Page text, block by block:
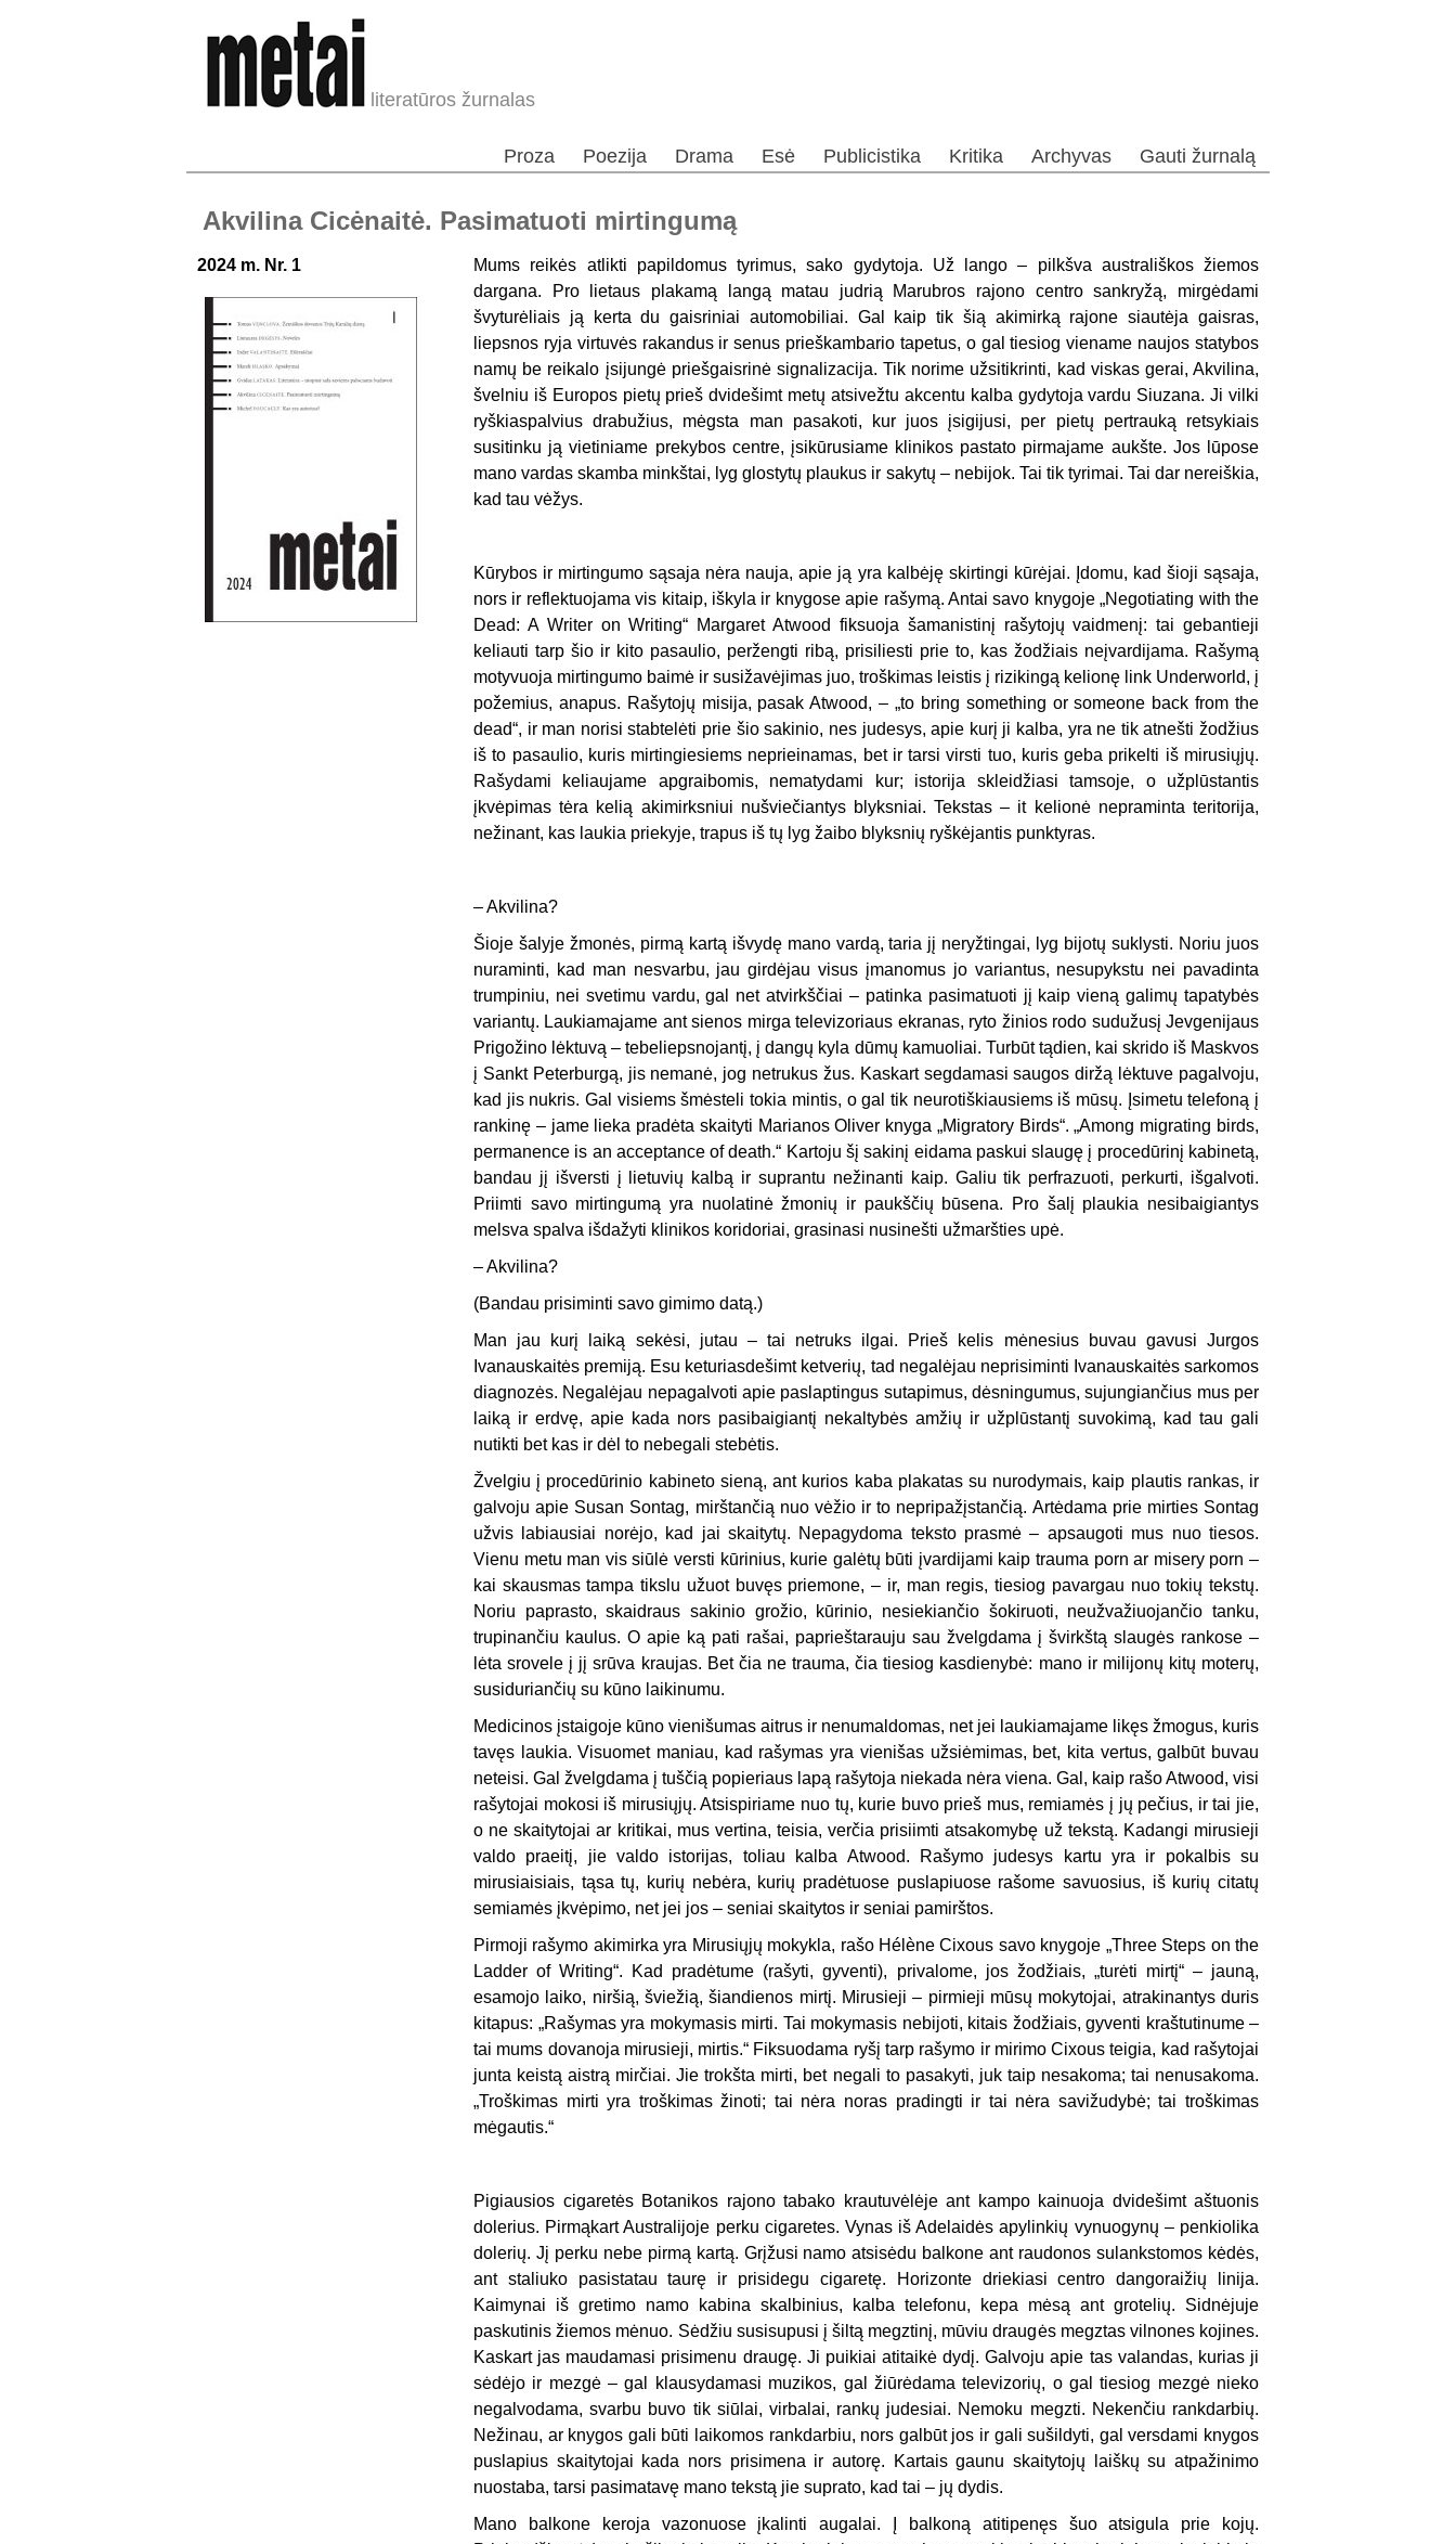
literatūros žurnalas
Proza Poezija Drama Esė Publicistika Kritika Archyvas Gauti žurnalą
Akvilina Cicėnaitė. Pasimatuoti mirtingumą
2024 m. Nr. 1
Mums reikės atlikti papildomus tyrimus, sako gydytoja. Už lango – pilkšva australiškos žiemos
dargana. Pro lietaus plakamą langą matau judrią Marubros rajono centro sankryžą, mirgėdami
švyturėliais ją kerta du gaisriniai automobiliai. Gal kaip tik šią akimirką rajone siautėja gaisras,
liepsnos ryja virtuvės rakandus ir senus prieškambario tapetus, o gal tiesiog viename naujos statybos
namų be reikalo įsijungė priešgaisrinė signalizacija. Tik norime užsitikrinti, kad viskas gerai, Akvilina,
švelniu iš Europos pietų prieš dvidešimt metų atsivežtu akcentu kalba gydytoja vardu Siuzana. Ji vilki
ryškiaspalvius drabužius, mėgsta man pasakoti, kur juos įsigijusi, per pietų pertrauką retsykiais
susitinku ją vietiniame prekybos centre, įsikūrusiame klinikos pastato pirmajame aukšte. Jos lūpose
mano vardas skamba minkštai, lyg glostytų plaukus ir sakytų – nebijok. Tai tik tyrimai. Tai dar nereiškia,
kad tau vėžys.
Kūrybos ir mirtingumo sąsaja nėra nauja, apie ją yra kalbėję skirtingi kūrėjai. Įdomu, kad šioji sąsaja,
nors ir reflektuojama vis kitaip, iškyla ir knygose apie rašymą. Antai savo knygoje „Negotiating with the
Dead: A Writer on Writing“ Margaret Atwood fiksuoja šamanistinį rašytojų vaidmenį: tai gebantieji
keliauti tarp šio ir kito pasaulio, peržengti ribą, prisiliesti prie to, kas žodžiais neįvardijama. Rašymą
motyvuoja mirtingumo baimė ir susižavėjimas juo, troškimas leistis į rizikingą kelionę link Underworld, į
požemius, anapus. Rašytojų misija, pasak Atwood, – „to bring something or someone back from the
dead“, ir man norisi stabtelėti prie šio sakinio, nes judesys, apie kurį ji kalba, yra ne tik atnešti žodžius
iš to pasaulio, kuris mirtingiesiems neprieinamas, bet ir tarsi virsti tuo, kuris geba prikelti iš mirusiųjų.
Rašydami keliaujame apgraibomis, nematydami kur; istorija skleidžiasi tamsoje, o užplūstantis
įkvėpimas tėra kelią akimirksniui nušviečiantys blyksniai. Tekstas – it kelionė nepraminta teritorija,
nežinant, kas laukia priekyje, trapus iš tų lyg žaibo blyksnių ryškėjantis punktyras.
–Akvilina?
Šioje šalyje žmonės, pirmą kartą išvydę mano vardą, taria jį neryžtingai, lyg bijotų suklysti. Noriu juos
nuraminti, kad man nesvarbu, jau girdėjau visus įmanomus jo variantus, nesupykstu nei pavadinta
trumpiniu, nei svetimu vardu, gal net atvirkščiai – patinka pasimatuoti jį kaip vieną galimų tapatybės
variantų. Laukiamajame ant sienos mirga televizoriaus ekranas, ryto žinios rodo sudužusį Jevgenijaus
Prigožino lėktuvą – tebeliepsnojantį, į dangų kyla dūmų kamuoliai. Turbūt tądien, kai skrido iš Maskvos
į Sankt Peterburgą, jis nemanė, jog netrukus žus. Kaskart segdamasi saugos diržą lėktuve pagalvoju,
kad jis nukris. Gal visiems šmėsteli tokia mintis, o gal tik neurotiškiausiems iš mūsų. Įsimetu telefoną į
rankinę – jame lieka pradėta skaityti Marianos Oliver knyga „Migratory Birds“. „Among migrating birds,
permanence is an acceptance of death.“ Kartoju šį sakinį eidama paskui slaugę į procedūrinį kabinetą,
bandau jį išversti į lietuvių kalbą ir suprantu nežinanti kaip. Galiu tik perfrazuoti, perkurti, išgalvoti.
Priimti savo mirtingumą yra nuolatinė žmonių ir paukščių būsena. Pro šalį plaukia nesibaigiantys
melsva spalva išdažyti klinikos koridoriai, grasinasi nusinešti užmaršties upė.
–Akvilina?
(Bandau prisiminti savo gimimo datą.)
Man jau kurį laiką sekėsi, jutau – tai netruks ilgai. Prieš kelis mėnesius buvau gavusi Jurgos
Ivanauskaitės premiją. Esu keturiasdešimt ketverių, tad negalėjau neprisiminti Ivanauskaitės sarkomos
diagnozės. Negalėjau nepagalvoti apie paslaptingus sutapimus, dėsningumus, sujungiančius mus per
laiką ir erdvę, apie kada nors pasibaigiantį nekaltybės amžių ir užplūstantį suvokimą, kad tau gali
nutikti bet kas ir dėl to nebegali stebėtis.
Žvelgiu į procedūrinio kabineto sieną, ant kurios kaba plakatas su nurodymais, kaip plautis rankas, ir
galvoju apie Susan Sontag, mirštančią nuo vėžio ir to nepripažįstančią. Artėdama prie mirties Sontag
užvis labiausiai norėjo, kad jai skaitytų. Nepagydoma teksto prasmė – apsaugoti mus nuo tiesos.
Vienu metu man vis siūlė versti kūrinius, kurie galėtų būti įvardijami kaiptrauma porn ar misery porn –
kai skausmas tampa tikslu užuot buvęs priemone, – ir, man regis, tiesiog pavargau nuo tokių tekstų.
Noriu paprasto, skaidraus sakinio grožio, kūrinio, nesiekiančio šokiruoti, neužvažiuojančio tanku,
trupinančiu kaulus. O apie ką pati rašai, paprieštarauju sau žvelgdama į švirkštą slaugės rankose –
lėta srovele į jį srūva kraujas. Bet čia ne trauma, čia tiesiog kasdienybė: mano ir milijonų kitų moterų,
susiduriančių su kūno laikinumu.
Medicinos įstaigoje kūno vienišumas aitrus ir nenumaldomas, net jei laukiamajame likęs žmogus, kuris
tavęs laukia. Visuomet maniau, kad rašymas yra vienišas užsiėmimas, bet, kita vertus, galbūt buvau
neteisi. Gal žvelgdama į tuščią popieriaus lapą rašytoja niekada nėra viena. Gal, kaip rašo Atwood, visi
rašytojai mokosi iš mirusiųjų. Atsispiriame nuo tų, kurie buvo prieš mus, remiamės į jų pečius, ir tai jie,
o ne skaitytojai ar kritikai, mus vertina, teisia, verčia prisiimti atsakomybę už tekstą. Kadangi mirusieji
valdo praeitį, jie valdo istorijas, toliau kalba Atwood. Rašymo judesys kartu yra ir pokalbis su
mirusiaisiais, tąsa tų, kurių nebėra, kurių pradėtuose puslapiuose rašome savuosius, iš kurių citatų
semiamės įkvėpimo, net jei jos – seniai skaitytos ir seniai pamirštos.
Pirmoji rašymo akimirka yra Mirusiųjų mokykla, rašo Hélène Cixous savo knygoje „Three Steps on the
Ladder of Writing“. Kad pradėtume (rašyti, gyventi), privalome, jos žodžiais, „turėti mirtį“ – jauną,
esamojo laiko, niršią, šviežią, šiandienos mirtį. Mirusieji – pirmieji mūsų mokytojai, atrakinantys duris
kitapus: „Rašymas yra mokymasis mirti. Tai mokymasis nebijoti, kitais žodžiais, gyventi kraštutinume –
tai mums dovanoja mirusieji, mirtis.“ Fiksuodama ryšį tarp rašymo ir mirimo Cixous teigia, kad rašytojai
junta keistą aistrą mirčiai. Jie trokšta mirti, bet negali to pasakyti, juk taip nesakoma; tai nenusakoma.
„Troškimas mirti yra troškimas žinoti; tai nėra noras pradingti ir tai nėra savižudybė; tai troškimas
mėgautis.“
Pigiausios cigaretės Botanikos rajono tabako krautuvėlėje ant kampo kainuoja dvidešimt aštuonis
dolerius. Pirmąkart Australijoje perku cigaretes. Vynas iš Adelaidės apylinkių vynuogynų – penkiolika
dolerių. Jį perku nebe pirmą kartą. Grįžusi namo atsisėdu balkone ant raudonos sulankstomos kėdės,
ant staliuko pasistatau taurę ir prisidegu cigaretę. Horizonte driekiasi centro dangoraižių linija.
Kaimynai iš gretimo namo kabina skalbinius, kalba telefonu, kepa mėsą ant grotelių. Sidnėjuje
paskutinis žiemos mėnuo. Sėdžiu susisupusi į šiltą megztinį, mūviu draugės megztas vilnones kojines.
Kaskart jas maudamasi prisimenu draugę. Ji puikiai atitaikė dydį. Galvoju apie tas valandas, kurias ji
sėdėjo ir mezgė – gal klausydamasi muzikos, gal žiūrėdama televizorių, o gal tiesiog mezgė nieko
negalvodama, svarbu buvo tik siūlai, virbalai, rankų judesiai. Nemoku megzti. Nekenčiu rankdarbių.
Nežinau, ar knygos gali būti laikomos rankdarbiu, nors galbūt jos ir gali sušildyti, gal versdami knygos
puslapius skaitytojai kada nors prisimena ir autorę. Kartais gaunu skaitytojų laiškų su atpažinimo
nuostaba, tarsi pasimatavę mano tekstą jie suprato, kad tai – jų dydis.
Mano balkone keroja vazonuose įkalinti augalai. Į balkoną atitipenęs šuo atsigula prie kojų.